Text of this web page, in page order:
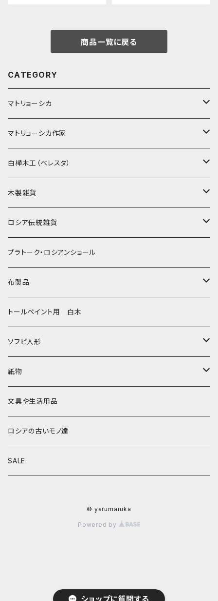
ショップに質問する
商品一覧に戻る
CATEGORY
マトリョーシカ
ノン入れ子マトリョーシカ
イコンモチーフ
クリスマス
ノリンスクの子達
動物マトリョーシカ
セミョーノフの子達
その他のマトショーシカ
キーロフの子達
マトリョーシカ作家
イリーナ・ヴァトゥルーシキナ
タマラ・コリエワ
ナジェジダ・イワンツォワ
リュボーフィ・ブズイキナ
タチアナ ドゥビニッチ
エレナ・イワンツォワ
バローニナ・マリヤ
ヴィクトル・ニキーチン
その他
白樺木工（ベレスタ）
型押しの箱
キャニスター
白樺編み
トレイ・平皿
白樺靴
白樺その他
木製雑貨
ニードルケース・お針刺し
ベル・起きあがりこぼし
オルゴール
キッチン
イースターエッグ
小物入れ・ボトルケース
置物
カラクリおもちゃ
キーホルダー他
ロシア伝統雑貨
ホフロマ
アルハンゲリスク
ゴロジェッツ
ジョストボ
グジェリ
プラトーク・ロシアンショール
布製品
キッチンクロス
ソビエトデザイン 昔の布
切り売り布・リボン
その他
トールペイント用 白木
ソフビ人形
現代物
ソビエト時代モノ等
紙物
本類
お祝い封筒
カード類
文具や生活用品
ロシアの古いモノ達
SALE
© yarumaruka
Powered by